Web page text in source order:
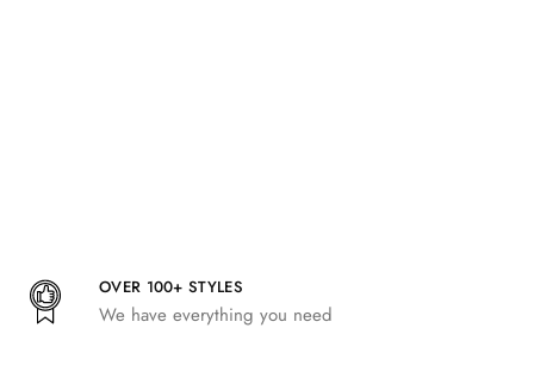
OVER 100+ STYLES
We have everything you need